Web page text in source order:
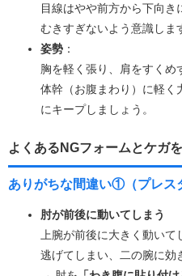
目線はやや前方から下向
むきすぎないよう意識しま
姿勢 ：
胸を軽く張り、肩をすくめ
体幹（お腹まわり）に軽く
にキープしましょう。
よくあるNGフォームとケガ
ありがちな間違い①（プレス
肘が前後に動いてしまう
上腕が前後に大きく動い
逃げてしまい、二の腕に効